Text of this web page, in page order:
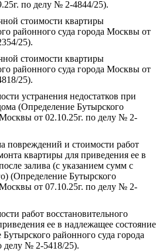
по делу № 2-4844/25).
стоимости квартиры
районного суда города Москвы от
25).
стоимости квартиры
районного суда города Москвы от
25).
устранения недостатков при
(Определение Бутырского
от 02.10.25г. по делу № 2-
повреждений и стоимости работ
квартиры для приведения ее в
залива (с указанием сумм с
(Определение Бутырского
от 07.10.25г. по делу № 2-
работ восстановительного
ее в надлежащее состояние
районного суда города
делу № 2-5418/25).